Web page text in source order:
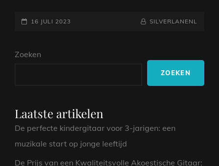
GEPLAATST
16 JULI 2023 NAAMREGEL
BYLINE
SILVERLANENL
Zoeken
ZOEKEN
Laatste artikelen
De perfecte kindergitaar voor 3-jarigen: een
muzikale start op jonge leeftijd
De Prijs van een Kwaliteitsvolle Akoestische Gitaar: